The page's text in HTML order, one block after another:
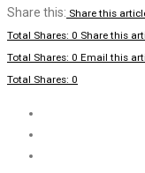
Share this: Share this
Total Shares: 0 Share this
Total Shares: 0 Email this
Total Shares: 0